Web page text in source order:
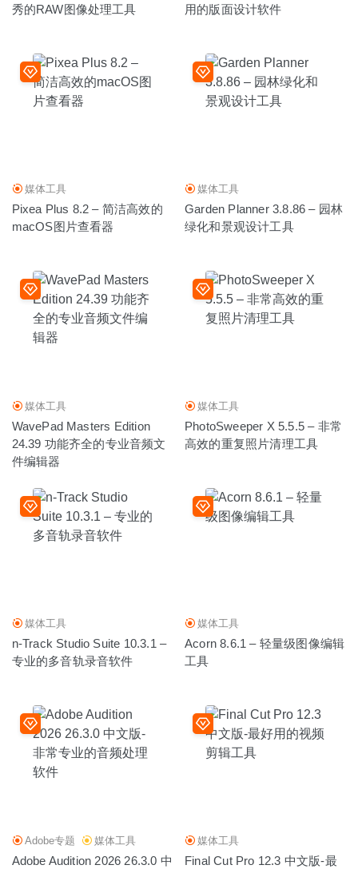
秀的RAW图像处理工具
用的版面设计软件
媒体工具
Pixea Plus 8.2 – 简洁高效的
macOS图片查看器
媒体工具
Garden Planner 3.8.86 – 园林
绿化和景观设计工具
媒体工具
WavePad Masters Edition
24.39 功能齐全的专业音频文
件编辑器
媒体工具
PhotoSweeper X 5.5.5 – 非常
高效的重复照片清理工具
媒体工具
n-Track Studio Suite 10.3.1 –
专业的多音轨录音软件
媒体工具
Acorn 8.6.1 – 轻量级图像编辑
工具
Adobe专题 媒体工具
Adobe Audition 2026 26.3.0 中
媒体工具
Final Cut Pro 12.3 中文版-最